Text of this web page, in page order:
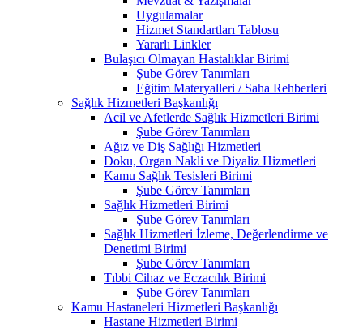
Uygulamalar
Hizmet Standartları Tablosu
Yararlı Linkler
Bulaşıcı Olmayan Hastalıklar Birimi
Şube Görev Tanımları
Eğitim Materyalleri / Saha Rehberleri
Sağlık Hizmetleri Başkanlığı
Acil ve Afetlerde Sağlık Hizmetleri Birimi
Şube Görev Tanımları
Ağız ve Diş Sağlığı Hizmetleri
Doku, Organ Nakli ve Diyaliz Hizmetleri
Kamu Sağlık Tesisleri Birimi
Şube Görev Tanımları
Sağlık Hizmetleri Birimi
Şube Görev Tanımları
Sağlık Hizmetleri İzleme, Değerlendirme ve
Denetimi Birimi
Şube Görev Tanımları
Tıbbi Cihaz ve Eczacılık Birimi
Şube Görev Tanımları
Kamu Hastaneleri Hizmetleri Başkanlığı
Hastane Hizmetleri Birimi